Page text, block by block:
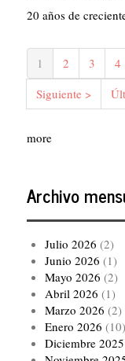
20 años de
Paginación
Página
actual
1 Página
2 Página
3 4
Siguiente
página
Siguiente >
more
Archivo
Julio 2026 (2)
Junio 2026 (1)
Mayo 2026 (2)
Abril 2026 (1)
Marzo 2026 (2)
Enero 2026 (10)
Diciembre 2025